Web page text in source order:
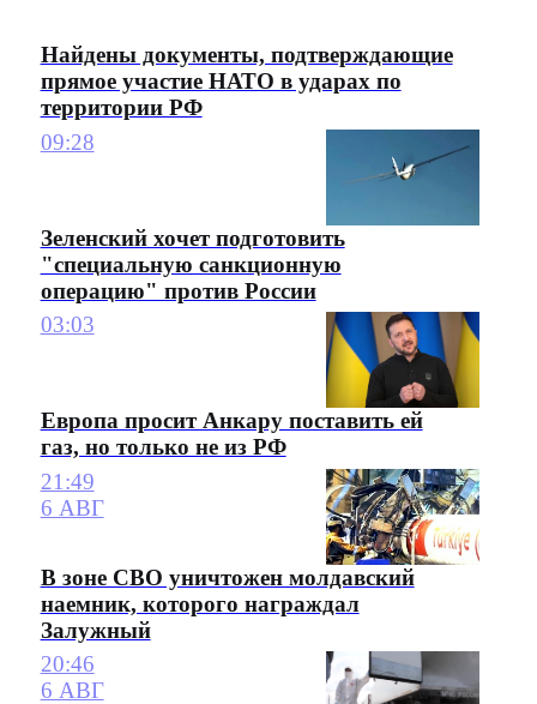
Найдены документы, подтверждающие
прямое участие НАТО в ударах по
территории РФ
09:28
Зеленский хочет подготовить
"специальную санкционную
операцию" против России
03:03
Европа просит Анкару поставить ей
газ, но только не из РФ
21:49
6 АВГ
В зоне СВО уничтожен молдавский
наемник, которого награждал
Залужный
20:46
6 АВГ